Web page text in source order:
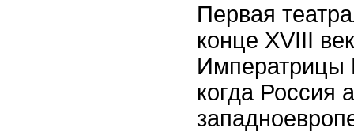
Первая
конце XVIII
Императрицы
когда Россия